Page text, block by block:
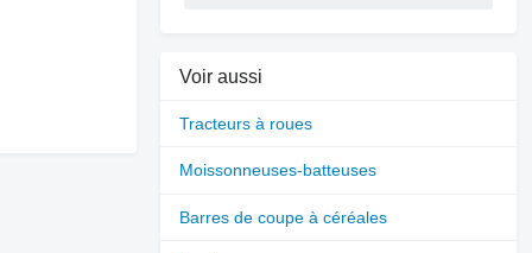
Voir aussi
Tracteurs à roues
Moissonneuses-batteuses
Barres de coupe à céréales